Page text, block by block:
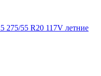
55 R20 117V летние